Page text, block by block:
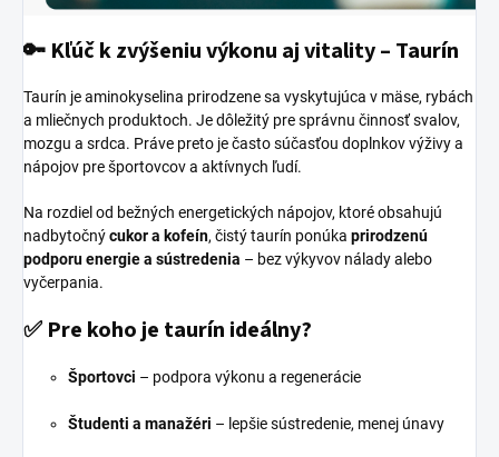
🔑 Kľúč k zvýšeniu výkonu aj vitality – Taurín
Taurín je aminokyselina prirodzene sa vyskytujúca v mäse, rybách
a mliečnych produktoch. Je dôležitý pre správnu činnosť svalov,
mozgu a srdca. Práve preto je často súčasťou doplnkov výživy a
nápojov pre športovcov a aktívnych ľudí.
Na rozdiel od bežných energetických nápojov, ktoré obsahujú
nadbytočnýcukor a kofeín, čistý taurín ponúka prirodzenú
podporu energie a sústredenia – bez výkyvov nálady alebo
vyčerpania.
✅ Pre koho je taurín ideálny?
Športovci – podpora výkonu a regenerácie
Študenti a manažéri – lepšie sústredenie, menej únavy